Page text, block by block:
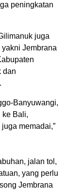
peningkatan
juga
Jembrana
dan
Banyuwangi,
ke Bali,
memadai,”
jalan tol,
yang perlu
Jembrana